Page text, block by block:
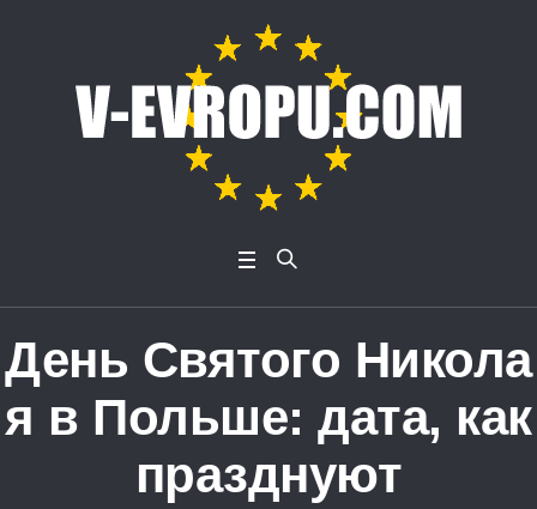
День Святого Никола
я в Польше: дата, как
празднуют